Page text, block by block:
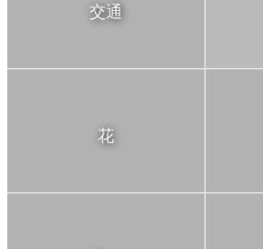
交通
花